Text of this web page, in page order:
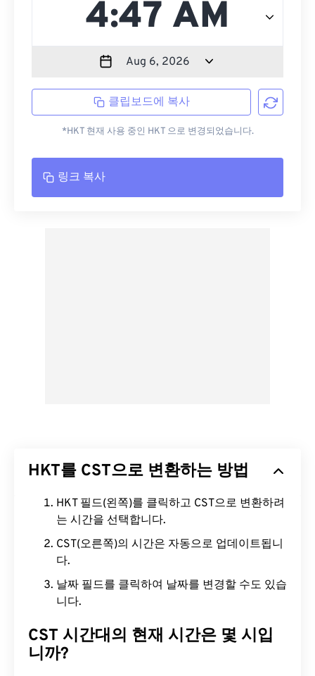
클립보드에 복사
*HKT 현재 사용 중인 HKT 으로 변경되었습니다.
링크 복사
HKT를 CST으로 변환하는 방법
HKT 필드(왼쪽)를 클릭하고 CST으로 변환하려
는 시간을 선택합니다.
CST(오른쪽)의 시간은 자동으로 업데이트됩니
다.
날짜 필드를 클릭하여 날짜를 변경할 수도 있습
니다.
CST 시간대의 현재 시간은 몇 시입
니까?